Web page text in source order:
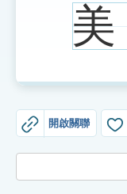
知識索引
生命大百科索
遊戲專區
教學應用
美
開啟關聯